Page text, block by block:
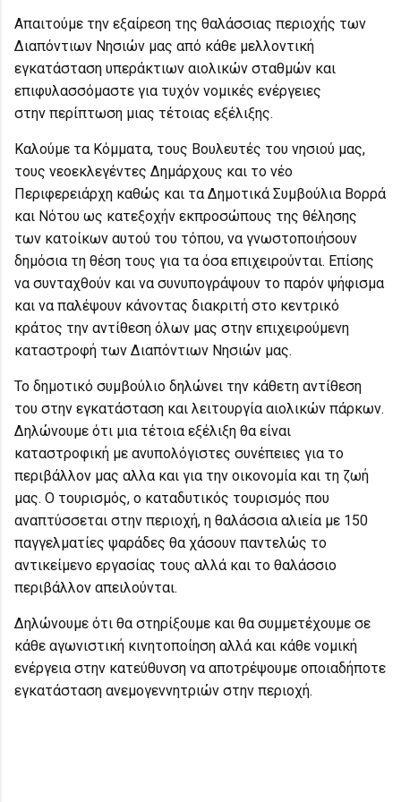
Απαιτούμε την εξαίρεση της θαλάσσιας περιοχής των
Διαπόντιων Νησιών μας από κάθε μελλοντική
εγκατάσταση υπεράκτιων αιολικών σταθμών και
επιφυλασσόμαστε για τυχόν νομικές ενέργειες
στην περίπτωση μιας τέτοιας εξέλιξης.
Καλούμε τα Κόμματα, τους Βουλευτές του νησιού μας,
τους νεοεκλεγέντες Δημάρχους και το νέο
Περιφερειάρχη καθώς και τα Δημοτικά Συμβούλια Βορρά
και Νότου ως κατεξοχήν εκπροσώπους της θέλησης
των κατοίκων αυτού του τόπου, να γνωστοποιήσουν
δημόσια τη θέση τους για τα όσα επιχειρούνται. Επίσης
να συνταχθούν και να συνυπογράψουν το παρόν ψήφισμα
και να παλέψουν κάνοντας διακριτή στο κεντρικό
κράτος την αντίθεση όλων μας στην επιχειρούμενη
καταστροφή των Διαπόντιων Νησιών μας.
Το δημοτικό συμβούλιο δηλώνει την κάθετη αντίθεση
του στην εγκατάσταση και λειτουργία αιολικών πάρκων.
Δηλώνουμε ότι μια τέτοια εξέλιξη θα είναι
καταστροφική με ανυπολόγιστες συνέπειες για το
περιβάλλον μας αλλα και για την οικονομία και τη ζωή
μας. Ο τουρισμός, ο καταδυτικός τουρισμός που
αναπτύσσεται στην περιοχή, η θαλάσσια αλιεία με 150
παγγελματίες ψαράδες θα χάσουν παντελώς το
αντικείμενο εργασίας τους αλλά και το θαλάσσιο
περιβάλλον απειλούνται.
Δηλώνουμε ότι θα στηρίξουμε και θα συμμετέχουμε σε
κάθε αγωνιστική κινητοποίηση αλλά και κάθε νομική
ενέργεια στην κατεύθυνση να αποτρέψουμε οποιαδήποτε
εγκατάσταση ανεμογεννητριών στην περιοχή.